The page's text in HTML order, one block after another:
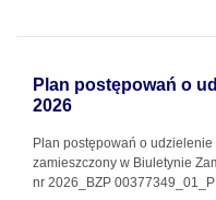
Plan postępowań o
2026
Plan postępowań o
zamieszczony w Biuletynie
nr 2026_BZP 00377349_01_P